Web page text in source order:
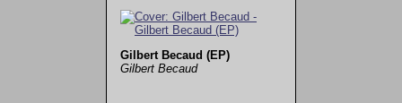
Gilbert Becaud (EP)
Gilbert Becaud